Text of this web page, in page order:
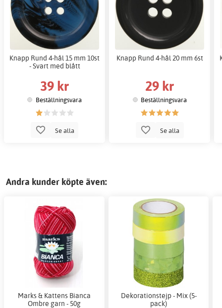
Knapp Rund 4-hål 15 mm 10st
- Svart med blått
39 kr
Beställningsvara
Se alla
Knapp Rund 4-hål 20 mm 6st
29 kr
Beställningsvara
Se alla
Andra kunder köpte även:
Marks & Kattens Bianca
Ombre garn - 50g
Dekorationstejp - Mix (5-
pack)